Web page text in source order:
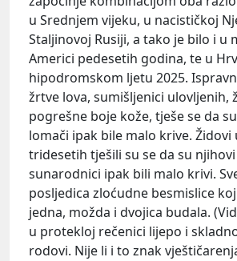
u Srednjem vijeku, u nacističkoj
Staljinovoj Rusiji, a tako je bilo i u
Americi pedesetih godina, te u
hipodromskom ljetu 2025.
žrtve lova, sumišljenici ulovljenih,
pogrešne boje kože, tješe se da
lomači ipak bile malo krive. Židovi
tridesetih tješili su se da su
sunarodnici ipak bili malo krivi.
posljedica zloćudne besmislice
jedna, možda i dvojica budala.
u protekloj rečenici lijepo i
rodovi. Nije li i to znak